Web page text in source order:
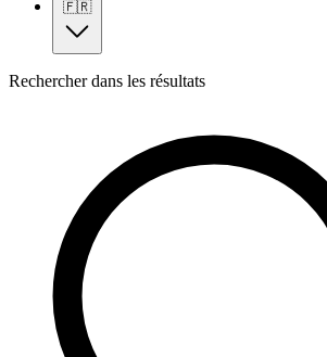
🇫🇷
Rechercher dans les résultats